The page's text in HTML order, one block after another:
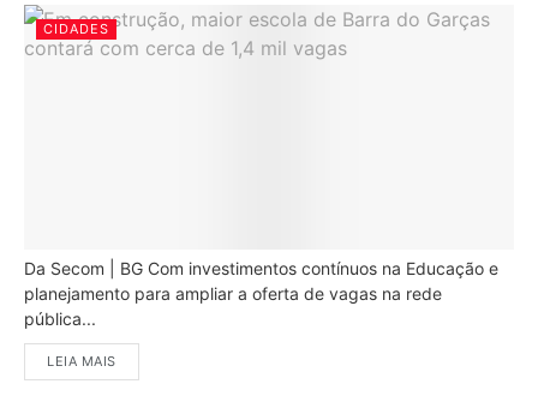
CIDADES
Da Secom | BG Com investimentos contínuos na Educação e
planejamento para ampliar a oferta de vagas na rede
pública...
LEIA MAIS